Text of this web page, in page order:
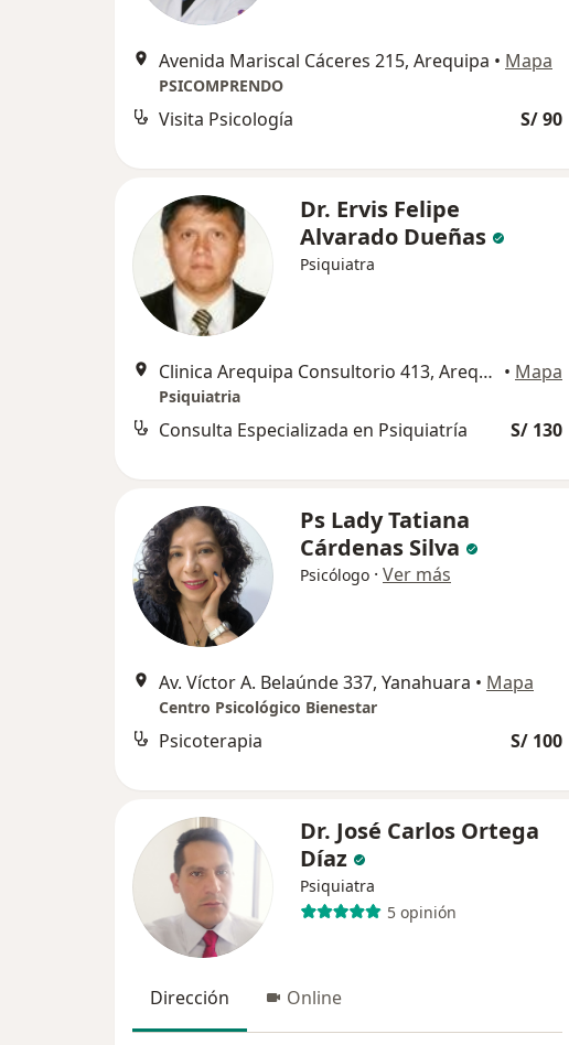
Avenida Mariscal Cáceres 215, Arequipa • Mapa
PSICOMPRENDO
Visita Psicología S/ 90
Dr. Ervis Felipe
Alvarado Dueñas
Psiquiatra
Clinica Arequipa Consultorio 413, Arequipa • Mapa
Psiquiatria
Consulta Especializada en Psiquiatría S/ 130
Ps Lady Tatiana
Cárdenas Silva
Psicólogo · Ver más
Av. Víctor A. Belaúnde 337, Yanahuara • Mapa
Centro Psicológico Bienestar
Psicoterapia S/ 100
Dr. José Carlos Ortega
Díaz
Psiquiatra
5 opinión
Dirección Online